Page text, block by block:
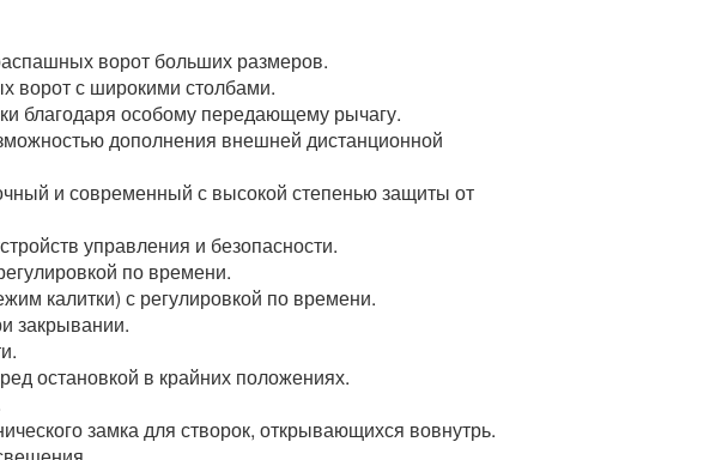
ворот больших размеров.
ворот с широкими столбами.
благодаря особому передающему рычагу.
дополнения внешней дистанционной
и современный с высокой степенью защиты от
управления и безопасности.
по времени.
калитки) с регулировкой по времени.
закрывании.
остановкой в крайних положениях.
замка для створок, открывающихся вовнутрь.